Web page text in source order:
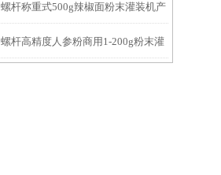
作原理
螺杆称重式500g辣椒面粉末灌装机产
品简介
螺杆高精度人参粉商用1-200g粉末灌